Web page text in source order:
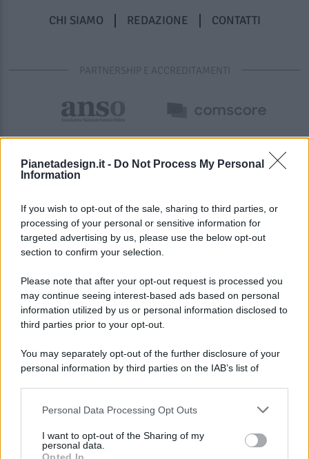
Pianetadesign.it - Do Not Process My Personal
Information
If you wish to opt-out of the sale, sharing to third parties, or
processing of your personal or sensitive information for
targeted advertising by us, please use the below opt-out
section to confirm your selection.
Please note that after your opt-out request is processed you
may continue seeing interest-based ads based on personal
information utilized by us or personal information disclosed to
third parties prior to your opt-out.
You may separately opt-out of the further disclosure of your
personal information by third parties on the IAB’s list of
This information may also be disclosed by us to third parties
disclose it to other third parties.
Personal Data Processing Opt Outs
I want to opt-out of the Sharing of my
personal data.
CHI SIAMO REDAZIONE CONTATTI
PARTNERSHIP E ACCREDITAMENTI
© 2026 - Pianeta Design - P.IVA 04827280654 - Testata
Registrata Al Tribunale Di Nocera Inferiore N. 8/2020 - RG N.
ISCRIZIONE AL ROC N. 35792 – ISCRITTA ALL’ANSO
(ASSOCIAZIONE NAZIONALE STAMPA ONLINE)
PREFERENZE PRIVACY